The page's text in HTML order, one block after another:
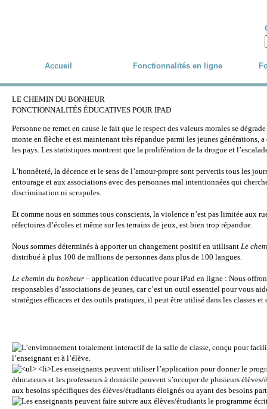
Accueil Fonctionnalités en ligne
LE CHEMIN DU BONHEUR
FONCTIONNALITÉS ÉDUCATIVES POUR IPAD
Personne ne remet en cause le fait que le respect des valeurs morales se
monte en flèche et est maintenant très répandue parmi les jeunes
les pays. Les statistiques montrent que la prolifération de la drogue et
L’honnêteté, la décence et le sens de l’amour-propre sont pervertis tous les
entourage et aux associations avec des personnes mal intentionnées qui
discrimination ni scrupules.
Et comme nous en sommes tous conscients, la violence n’est pas limitée aux
réfectoires d’écoles et même sur les terrains de jeux, est bien trop répandue.
Nous sommes déterminés à apporter un changement positif en utilisant Le
distribué à plus 100 de millions de personnes dans plus de 100 langues.
Le chemin du bonheur – application éducative pour iPad en ligne : Nous
responsables d’associations de jeunes, car c’est un outil essentiel pour vous
stratégies efficaces et des outils pratiques, il peut être utilisé dans les classes et